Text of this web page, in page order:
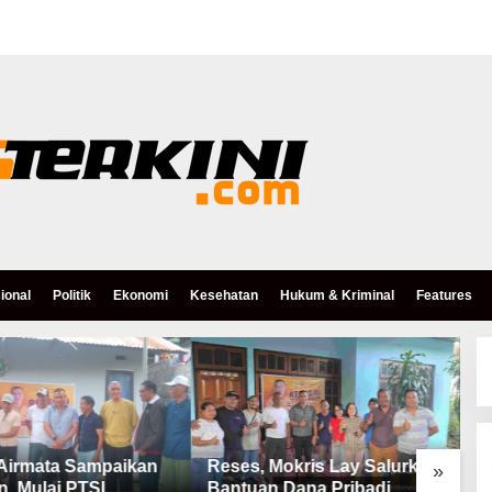
Politik Ekonomi Kesehatan Hukum & Kriminal Features
»
Sampaikan
Reses, Mokris Lay Salurkan